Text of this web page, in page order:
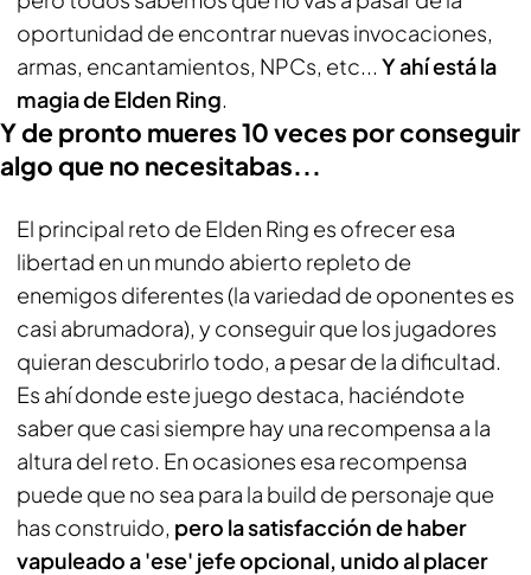
oportunidad de encontrar nuevas invocaciones,
armas, encantamientos, NPCs, etc... Y ahí está la
magia de Elden Ring.
Y de pronto mueres 10 veces por conseguir
algo que no necesitabas...
El principal reto de Elden Ring es ofrecer esa
libertad en un mundo abierto repleto de
enemigos diferentes (la variedad de oponentes es
casi abrumadora), y conseguir que los jugadores
quieran descubrirlo todo, a pesar de la dificultad.
Es ahí donde este juego destaca, haciéndote
saber que casi siempre hay una recompensa a la
altura del reto. En ocasiones esa recompensa
puede que no sea para la build de personaje que
has construido, pero la satisfacción de haber
vapuleado a 'ese' jefe opcional, unido al placer